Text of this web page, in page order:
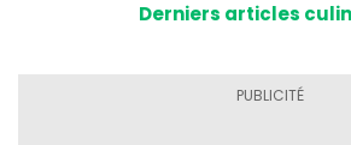
Derniers articles